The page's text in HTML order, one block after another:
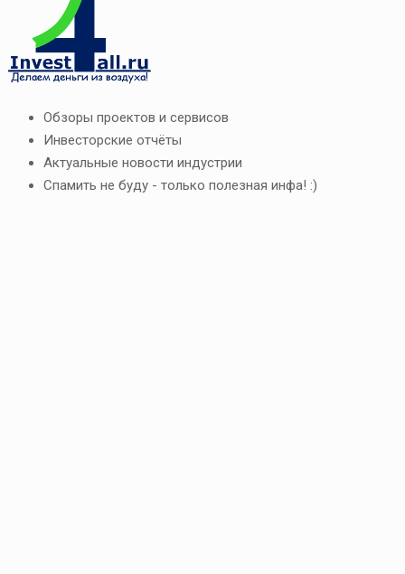
Обзоры проектов и сервисов
Инвесторские отчёты
Актуальные новости индустрии
Спамить не буду - только полезная инфа! :)